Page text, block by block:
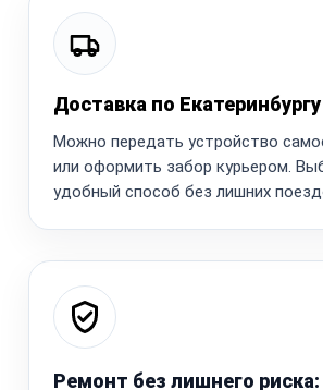
Доставка по Екатеринбургу
Можно передать устройство
или оформить забор курьером.
удобный способ без лишних
Ремонт без лишнего риска: